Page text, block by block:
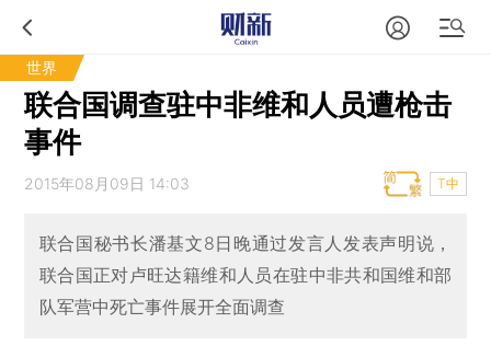
世界
联合国调查驻中非维和人员遭枪击
事件
2015年08月09日 14:03 T中
联合国秘书长潘基文8日晚通过发言人发表声明说，
联合国正对卢旺达籍维和人员在驻中非共和国维和部
队军营中死亡事件展开全面调查